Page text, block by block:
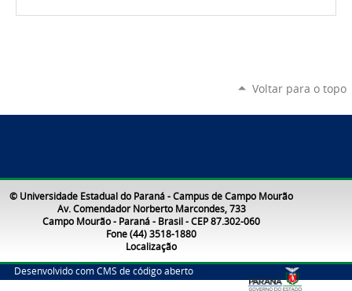
Voltar para o topo
© Universidade Estadual do Paraná - Campus de Campo Mourão
Av. Comendador Norberto Marcondes, 733
Campo Mourão - Paraná - Brasil - CEP 87.302-060
Fone (44) 3518-1880
Localização
Desenvolvido com CMS de código aberto